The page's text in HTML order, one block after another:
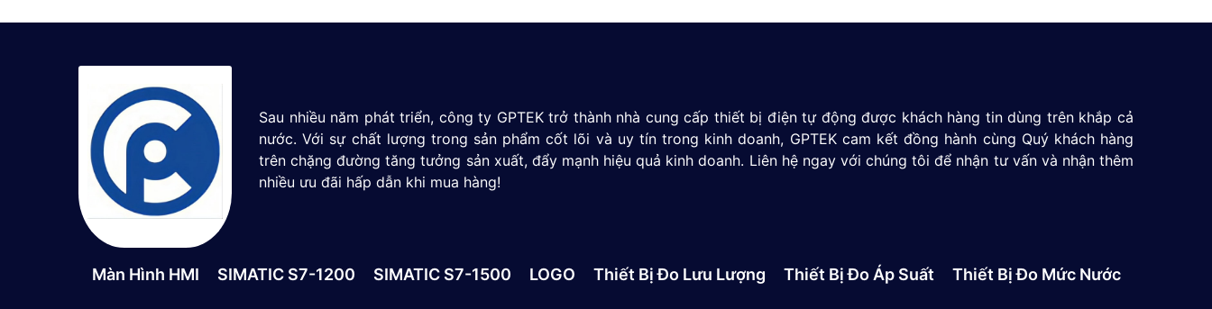
Sau nhiều năm phát triển, công ty GPTEK trở thành nhà cung cấp thiết bị điện tự động được khách hàng tin dùng trên khắp cả
nước. Với sự chất lượng trong sản phẩm cốt lõi và uy tín trong kinh doanh, GPTEK cam kết đồng hành cùng Quý khách hàng
trên chặng đường tăng tưởng sản xuất, đẩy mạnh hiệu quả kinh doanh. Liên hệ ngay với chúng tôi để nhận tư vấn và nhận thêm
nhiều ưu đãi hấp dẫn khi mua hàng!
Màn Hình HMI SIMATIC S7-1200 SIMATIC S7-1500 LOGO Thiết Bị Đo Lưu Lượng Thiết Bị Đo Áp Suất Thiết Bị Đo Mức Nước